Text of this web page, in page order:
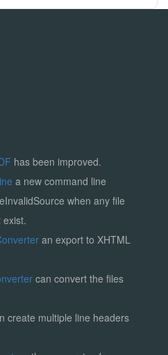
has been improved.
a new command line
when any file
an export to XHTML
can convert the files
create multiple line headers